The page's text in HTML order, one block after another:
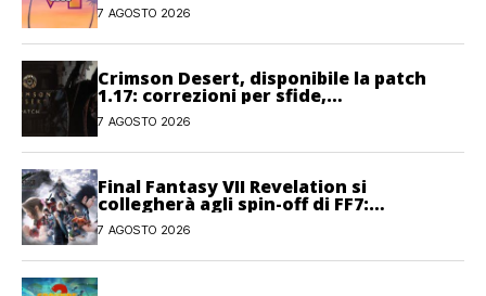
7 AGOSTO 2026
Crimson Desert, disponibile la patch
1.17: correzioni per sfide,
combattimento e interfaccia
7 AGOSTO 2026
Final Fantasy VII Revelation si
collegherà agli spin-off di FF7:
Hamaguchi non si pone limiti
7 AGOSTO 2026